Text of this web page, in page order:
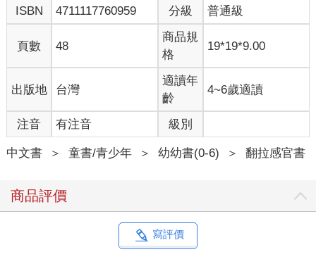
ISBN
4711117760959 分級 普通級
頁數 48
商品規
格
19*19*9.00
出版地 台灣
適讀年
齡
4~6歲適讀
注音 有注音 級別
中文書 ＞ 童書/青少年 ＞ 幼幼書(0-6) ＞ 翻拉感官書
商品評價
寫評價